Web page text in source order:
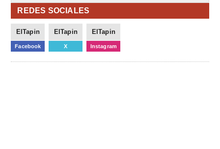
REDES SOCIALES
ElTapin
Facebook
ElTapin
X
ElTapin
Instagram